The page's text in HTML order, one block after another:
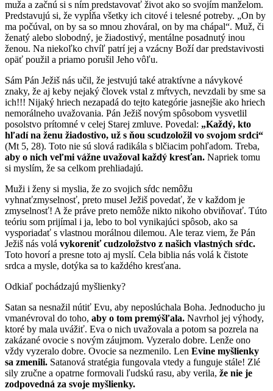
muža a začnú si s ním predstavovať život ako so svojím manželom.
Predstavujú si, že vypĺňa všetky ich citové i telesné potreby. „On by
ma počúval, on by sa so mnou zhováral, on by ma chápal“. Muž, či
ženatý alebo slobodný, je žiadostivý, mentálne posadnutý inou
ženou. Na niekoľko chvíľ patrí jej a vzácny Boží dar predstavivosti
opäť použil a priamo porušil Jeho vôľu.
Sám Pán Ježiš nás učil, že jestvujú také atraktívne a návykové
znaky, že aj keby nejaký človek vstal z mŕtvych, nevzdali by sme sa
ich!!! Nijaký hriech nezapadá do tejto kategórie jasnejšie ako hriech
nemorál­neho uvažovania. Pán Ježiš novým spôsobom vysvetlil
posolstvo prítomné v celej Starej zmluve. Povedal: „Každý, kto
hľadí na ženu žiadostivo, už s ňou scudzoložil vo svojom srdci“
(Mt 5, 28). Toto nie sú slová radi­kála s blčiacim pohľadom. Treba,
aby o nich veľmi vážne uvažoval každý kresťan. Napriek tomu
si myslím, že sa celkom prehliadajú.
Muži i ženy si myslia, že zo svojich sŕdc nemôžu
vyhnaťzmyselnosť, preto musel Ježiš povedať, že v každom je
zmyselnosť! A že práve preto nemôže nikto nikoho obviňovať. Túto
teóriu som prijímal i ja, lebo to bol vynikajúci spôsob, ako sa
vysporiadať s vlastnou morálnou dilemou. Ale teraz viem, že Pán
Ježiš nás volá vykoreniť cudzoložstvo z našich vlastných sŕdc.
Toto hovorí a presne toto aj myslí. Cela biblia nás volá k čistote
srdca a mysle, dotýka sa to každého kresťana.
Odkiaľ pochádzajú myšlienky?
Satan sa nesnažil nútiť Evu, aby neposlúchala Boha. Jednoducho ju
vmanévroval do toho, aby o tom premýšľala. Navrhol jej výhody,
ktoré by mala uvážiť. Eva o nich uvažovala a potom sa pozrela na
zakázané ovocie s novým záujmom. Vyzeralo dobre. Lenže ono
vždy vyzeralo dobre. Ovocie sa nezmenilo. Len Evine myšlienky
sa zmenili. Satanová stratégia fungo­vala vtedy a funguje stále! Zlé
sily zručne a opatrne formovali ľudskú rasu, aby verila, že nie je
zodpovedná za svoje myšlienky.